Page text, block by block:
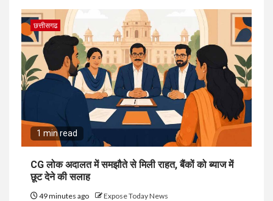
छत्तीसगढ
1 min read
CG लोक अदालत में समझौते से मिली राहत, बैंकों को ब्याज में
छूट देने की सलाह
49 minutes ago Expose Today News